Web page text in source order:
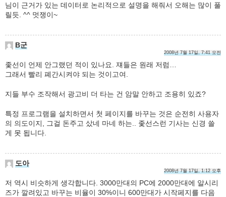
님이 근거가 있는 데이터로 논리적으로 설명을 해줘서 오해는 많이 풀
릴듯. ^^ 멋쟁이~
B군
2008년 7월 17일, 7:41 오전
좇선이 언제 안그랬던 적이 있나요. 쟤들은 원래 저럼…
그래서 빨리 폐간시켜야 되는 것이고여.
지들 부수 조작해서 광고비 더 타는 건 암말 안하고 조용히 있죠?
특정 프로그램을 설치하면서 첫 페이지를 바꾸는 것은 순전히 사용자
의 의도이지, 그걸 돈주고 샀네 마네 하는.. 좇선스런 기사는 신경 쓸
게 못 됩니다.
도아
2008년 7월 17일, 1:12 오후
저 역시 비슷하게 생각합니다. 3000만대의 PC에 2000만대에 알시리
즈가 깔려있고 바꾸는 비율이 30%이니 600만대가 시작페지를 다음